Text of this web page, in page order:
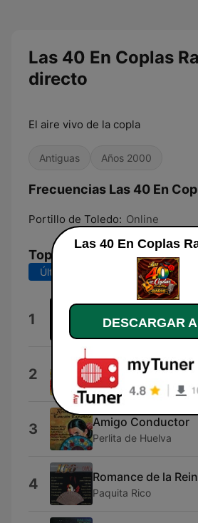
Las 40 En Coplas
directo
El aire vivo de la copla
Antiguas Años 2000
Frecuencias Las 40 En
Portillo de Toledo: Online
Top Canciones
Últimos 7 días Últimos 30 días
1 Juanita Reina
2 Campanera
Ana María
3 Amigo Conductor
Perlita de Huelva
4 Romance de la
Paquita Rico
DESCARGAR